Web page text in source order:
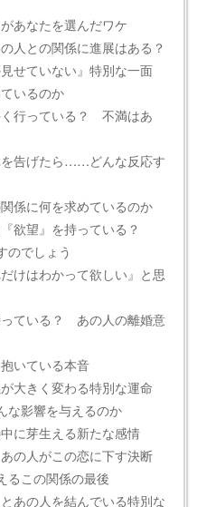
あなたを選んだワケ
人との関係に進展はある？
せていない』特別な一面
いるのか
く行っている？ 不満はあ
を告げたら……どんな反応す
係に何を求めているのか
欲望』を持っている？
のでしょう
けはわかって欲しい』と思
っている？ あの人の離婚意
いている本音
大きく変わる特別な運命
な影響を与えるのか
に芽生える新たな感情
の人がこの恋に下す決断
この関係の最後
あの人を結んでいる特別な